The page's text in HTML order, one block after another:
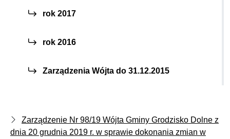
rok 2017
rok 2016
Zarządzenia Wójta do 31.12.2015
Zarządzenie Nr 98/19 Wójta Gminy Grodzisko Dolne z
dnia 20 grudnia 2019 r. w sprawie dokonania zmian w